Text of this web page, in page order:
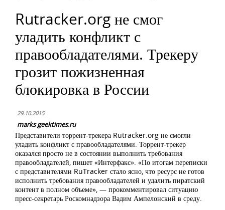
Rutracker.org не смог
уладить конфликт с
правообладателями. Трекеру
грозит пожизненная
блокировка в России
29.10.2015
marks geektimes.ru
Представители торрент-трекера Rutracker.org не смогли
уладить конфликт с правообладателями. Торрент-трекер
оказался просто не в состоянии выполнить требования
правообладателей, пишет «Интерфакс». «По итогам переписки
с представителями RuTracker стало ясно, что ресурс не готов
исполнить требования правообладателей и удалить пиратский
контент в полном объеме», — прокомментировал ситуацию
пресс-секретарь Роскомнадзора Вадим Ампелонский в среду.